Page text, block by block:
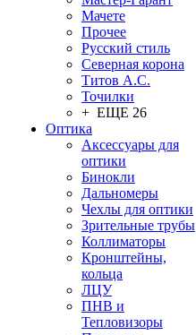
Мачете
Прочее
Русский стиль
Северная корона
Титов А.С.
Точилки
+ ЕЩЕ 26
Оптика
Аксессуары для
оптики
Бинокли
Дальномеры
Чехлы для оптики
Зрительные трубы
Коллиматоры
Кронштейны,
кольца
ЛЦУ
ПНВ и
Тепловизоры